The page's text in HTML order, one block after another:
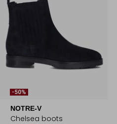
-50%
NOTRE-V
Chelsea boots